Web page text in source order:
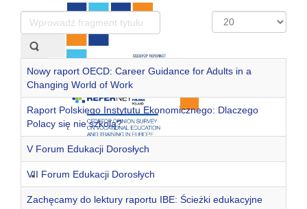
Wprowadź
fragment
tytułu
Pokaż
#
Nowy raport OECD: Career Guidance for Adults in a
Changing World of Work
Raport Polskiego Instytutu Ekonomicznego: Dlaczego
Polacy się nie szkolą?
V Forum Edukacji Dorosłych
VII Forum Edukacji Dorosłych
Zachęcamy do lektury raportu IBE: Ścieżki edukacyjne